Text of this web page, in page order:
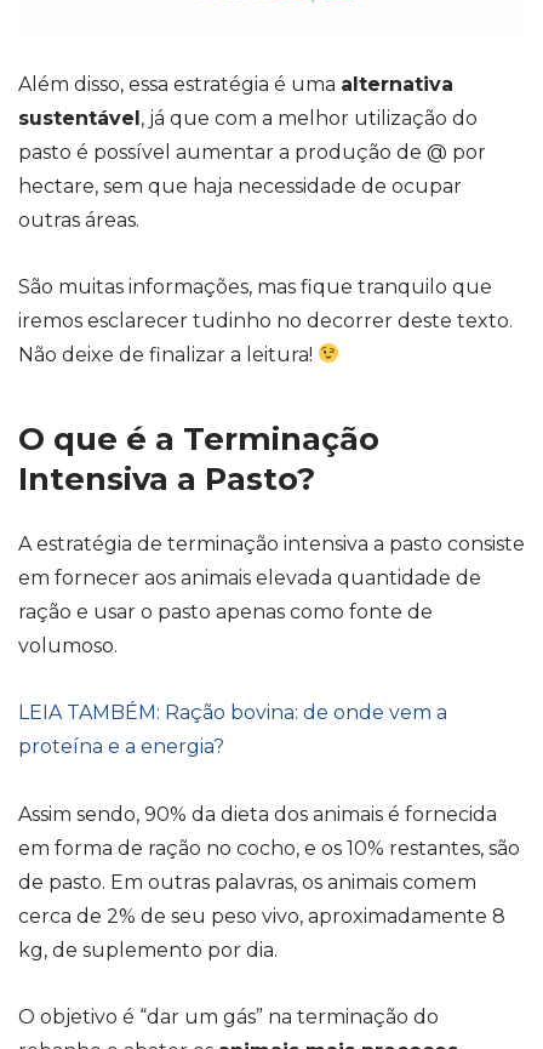
Além disso, essa estratégia é uma alternativa
sustentável, já que com a melhor utilização do
pasto é possível aumentar a produção de @ por
hectare, sem que haja necessidade de ocupar
outras áreas.
São muitas informações, mas fique tranquilo que
iremos esclarecer tudinho no decorrer deste texto.
Não deixe de finalizar a leitura!
O que é a Terminação
Intensiva a Pasto?
A estratégia de terminação intensiva a pasto consiste
em fornecer aos animais elevada quantidade de
ração e usar o pasto apenas como fonte de
volumoso.
LEIA TAMBÉM: Ração bovina: de onde vem a
proteína e a energia?
Assim sendo, 90% da dieta dos animais é fornecida
em forma de ração no cocho, e os 10% restantes, são
de pasto. Em outras palavras, os animais comem
cerca de 2% de seu peso vivo, aproximadamente 8
kg, de suplemento por dia.
O objetivo é “dar um gás” na terminação do